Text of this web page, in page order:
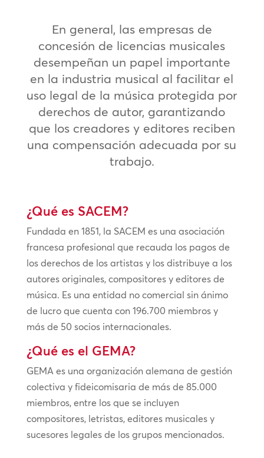
En general, las empresas de
concesión de licencias musicales
desempeñan un papel importante
en la industria musical al facilitar el
uso legal de la música protegida por
derechos de autor, garantizando
que los creadores y editores reciben
una compensación adecuada por su
trabajo.
¿Qué es SACEM?
Fundada en 1851, la SACEM es una asociación
francesa profesional que recauda los pagos de
los derechos de los artistas y los distribuye a los
autores originales, compositores y editores de
música. Es una entidad no comercial sin ánimo
de lucro que cuenta con 196.700 miembros y
más de 50 socios internacionales.
¿Qué es el GEMA?
GEMA es una organización alemana de gestión
colectiva y fideicomisaria de más de 85.000
miembros, entre los que se incluyen
compositores, letristas, editores musicales y
sucesores legales de los grupos mencionados.